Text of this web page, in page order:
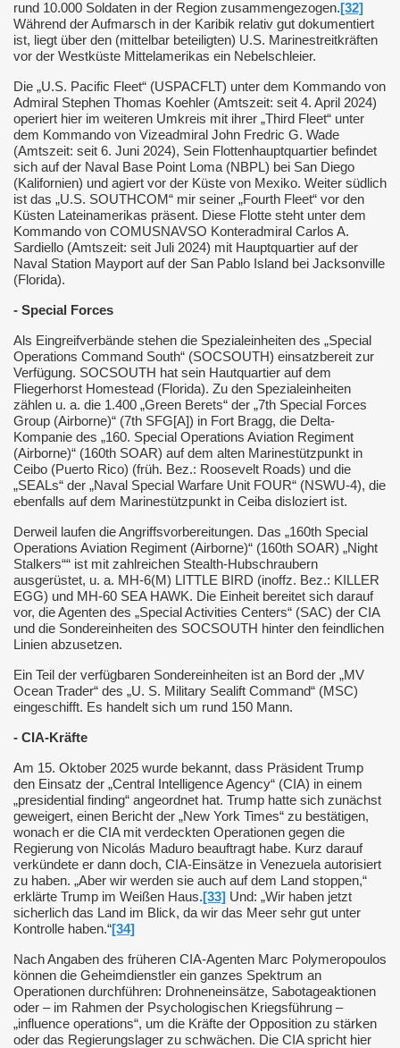
rund 10.000 Soldaten in der Region zusammengezogen.[32]
Während der Aufmarsch in der Karibik relativ gut dokumentiert
ist, liegt über den (mittelbar beteiligten) U.S. Marinestreitkräften
vor der Westküste Mittelamerikas ein Nebelschleier.
Die „U.S. Pacific Fleet“ (USPACFLT) unter dem Kommando von
Admiral Stephen Thomas Koehler (Amtszeit: seit 4. April 2024)
operiert hier im weiteren Umkreis mit ihrer „Third Fleet“ unter
dem Kommando von Vizeadmiral John Fredric G. Wade
(Amtszeit: seit 6. Juni 2024), Sein Flottenhauptquartier befindet
sich auf der Naval Base Point Loma (NBPL) bei San Diego
(Kalifornien) und agiert vor der Küste von Mexiko. Weiter südlich
ist das „U.S. SOUTHCOM“ mir seiner „Fourth Fleet“ vor den
Küsten Lateinamerikas präsent. Diese Flotte steht unter dem
Kommando von COMUSNAVSO Konteradmiral Carlos A.
Sardiello (Amtszeit: seit Juli 2024) mit Hauptquartier auf der
Naval Station Mayport auf der San Pablo Island bei Jacksonville
(Florida).
- Special Forces
Als Eingreifverbände stehen die Spezialeinheiten des „Special
Operations Command South“ (SOCSOUTH) einsatzbereit zur
Verfügung. SOCSOUTH hat sein Hautquartier auf dem
Fliegerhorst Homestead (Florida). Zu den Spezialeinheiten
zählen u. a. die 1.400 „Green Berets“ der „7th Special Forces
Group (Airborne)“ (7th SFG[A]) in Fort Bragg, die Delta-
Kompanie des „160. Special Operations Aviation Regiment
(Airborne)“ (160th SOAR) auf dem alten Marinestützpunkt in
Ceibo (Puerto Rico) (früh. Bez.: Roosevelt Roads) und die
„SEALs“ der „Naval Special Warfare Unit FOUR“ (NSWU-4), die
ebenfalls auf dem Marinestützpunkt in Ceiba disloziert ist.
Derweil laufen die Angriffsvorbereitungen. Das „160th Special
Operations Aviation Regiment (Airborne)“ (160th SOAR) „Night
Stalkers““ ist mit zahlreichen Stealth-Hubschraubern
ausgerüstet, u. a. MH-6(M) LITTLE BIRD (inoffz. Bez.: KILLER
EGG) und MH-60 SEA HAWK. Die Einheit bereitet sich darauf
vor, die Agenten des „Special Activities Centers“ (SAC) der CIA
und die Sondereinheiten des SOCSOUTH hinter den feindlichen
Linien abzusetzen.
Ein Teil der verfügbaren Sondereinheiten ist an Bord der „MV
Ocean Trader“ des „U. S. Military Sealift Command“ (MSC)
eingeschifft. Es handelt sich um rund 150 Mann.
- CIA-Kräfte
Am 15. Oktober 2025 wurde bekannt, dass Präsident Trump
den Einsatz der „Central Intelligence Agency“ (CIA) in einem
„presidential finding“ angeordnet hat. Trump hatte sich zunächst
geweigert, einen Bericht der „New York Times“ zu bestätigen,
wonach er die CIA mit verdeckten Operationen gegen die
Regierung von Nicolás Maduro beauftragt habe. Kurz darauf
verkündete er dann doch, CIA-Einsätze in Venezuela autorisiert
zu haben. „Aber wir werden sie auch auf dem Land stoppen,“
erklärte Trump im Weißen Haus.[33] Und: „Wir haben jetzt
sicherlich das Land im Blick, da wir das Meer sehr gut unter
Kontrolle haben.“[34]
Nach Angaben des früheren CIA-Agenten Marc Polymeropoulos
können die Geheimdienstler ein ganzes Spektrum an
Operationen durchführen: Drohneneinsätze, Sabotageaktionen
oder – im Rahmen der Psychologischen Kriegsführung –
„influence operations“, um die Kräfte der Opposition zu stärken
oder das Regierungslager zu schwächen. Die CIA spricht hier
Finnland